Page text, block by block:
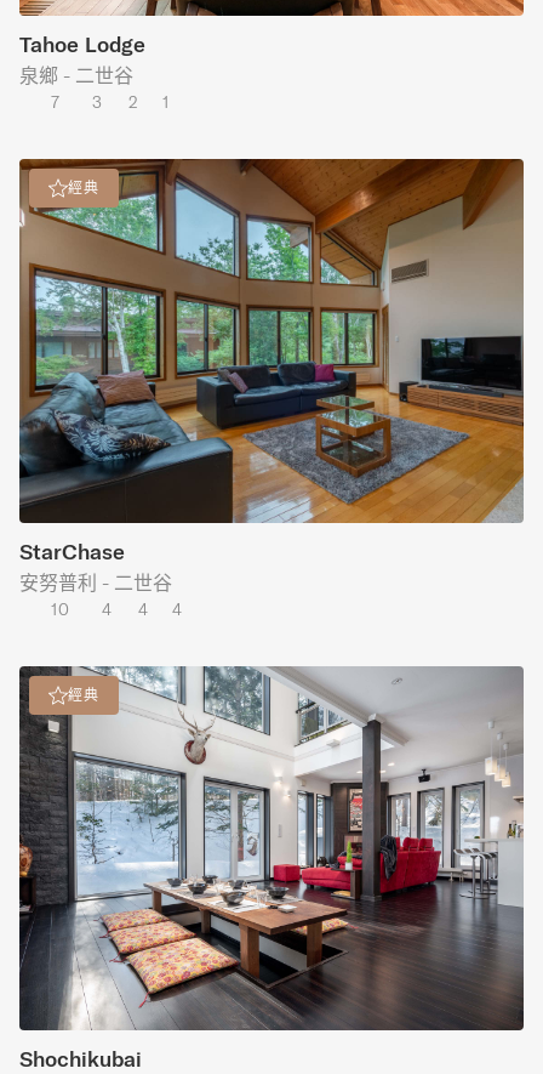
Tahoe Lodge
泉鄉 - 二世谷
7 3 2 1
經典
StarChase
安努普利 - 二世谷
10 4 4 4
經典
Shochikubai